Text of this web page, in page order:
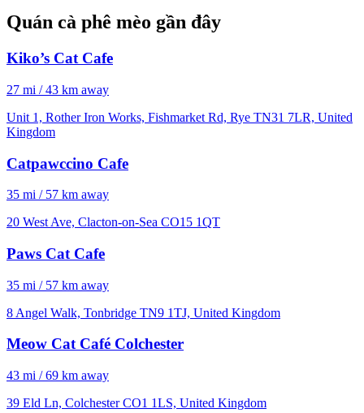
Quán cà phê mèo gần đây
Kiko’s Cat Cafe
27 mi / 43 km away
Unit 1, Rother Iron Works, Fishmarket Rd, Rye TN31 7LR, United
Kingdom
Catpawccino Cafe
35 mi / 57 km away
20 West Ave, Clacton-on-Sea CO15 1QT
Paws Cat Cafe
35 mi / 57 km away
8 Angel Walk, Tonbridge TN9 1TJ, United Kingdom
Meow Cat Café Colchester
43 mi / 69 km away
39 Eld Ln, Colchester CO1 1LS, United Kingdom